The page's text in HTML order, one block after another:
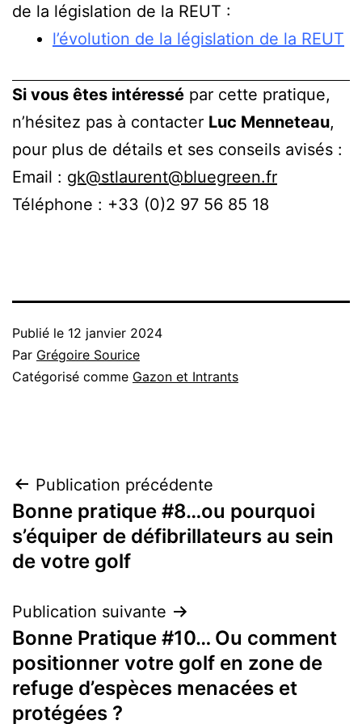
de la législation de la REUT :
l’évolution de la législation de la REUT
Si vous êtes intéressé par cette pratique,
n’hésitez pas à contacter Luc Menneteau,
pour plus de détails et ses conseils avisés :
Email : gk@stlaurent@bluegreen.fr
Téléphone : +33 (0)2 97 56 85 18
Publié le 12 janvier 2024
Par Grégoire Sourice
Catégorisé comme Gazon et Intrants
Navigation
de
l’article
Publication précédente
Bonne pratique #8…ou pourquoi
s’équiper de défibrillateurs au sein
de votre golf
Publication suivante
Bonne Pratique #10… Ou comment
positionner votre golf en zone de
refuge d’espèces menacées et
protégées ?